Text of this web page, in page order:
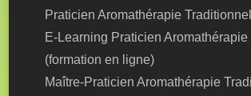
Praticien Aromathérapie
E-Learning Praticien
(formation en ligne)
Maître-Praticien Aromathérapie